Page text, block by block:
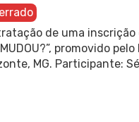
de uma inscrição
MUDOU?”, promovido
MG. Participante: